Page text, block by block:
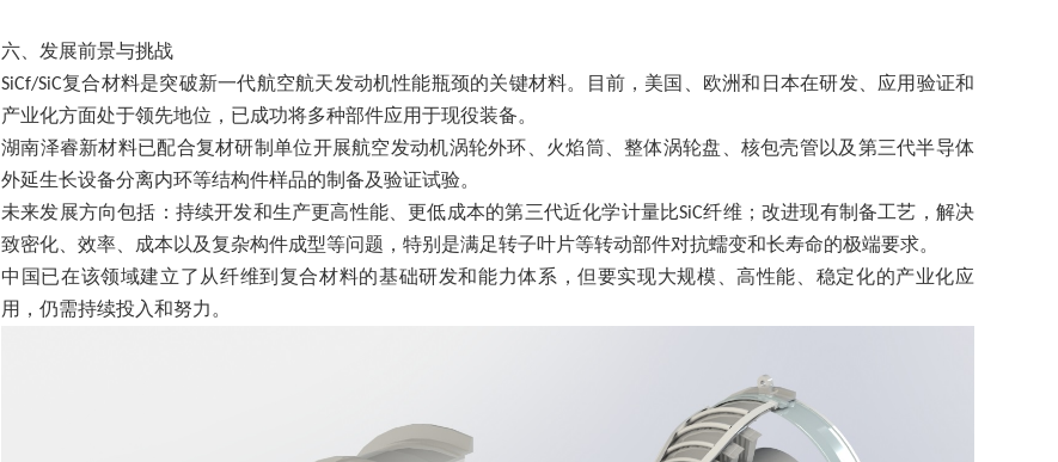
六、 发展前景与挑战
SiCf/SiC复合材料是突破新一代航空航天发动机性能瓶颈的关键材料。目前，美国、欧洲和日本在研发、应用验证和
产业化方面处于领先地位，已成功将多种部件应用于现役装备。
湖南泽睿新材料已配合复材研制单位开展航空发动机涡轮外环、火焰筒、整体涡轮盘、核包壳管以及第三代半导体
外延生长设备分离内环等结构件样品的制备及验证试验。
未来发展方向包括：持续开发和生产更高性能、更低成本的第三代近化学计量比SiC纤维；改进现有制备工艺，解决
致密化、效率、成本以及复杂构件成型等问题，特别是满足转子叶片等转动部件对抗蠕变和长寿命的极端要求。
中国已在该领域建立了从纤维到复合材料的基础研发和能力体系，但要实现大规模、高性能、稳定化的产业化应
用，仍需持续投入和努力。